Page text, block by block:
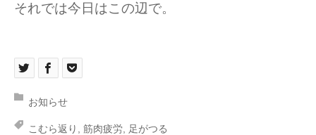
それでは今日はこの辺で。
お知らせ
こむら返り 筋肉疲労 足がつる